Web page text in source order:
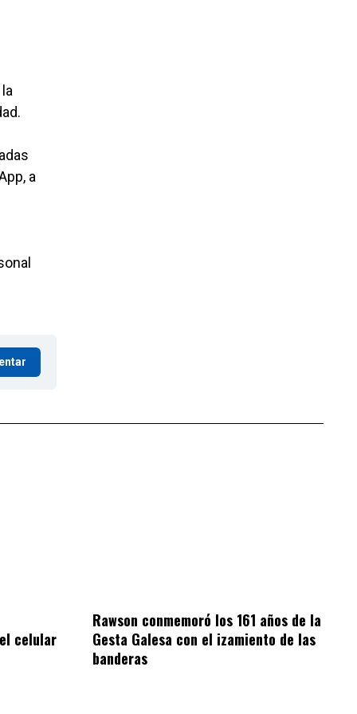
a
celular
Rawson conmemoró los 161 años de la
Gesta Galesa con el izamiento de las
banderas